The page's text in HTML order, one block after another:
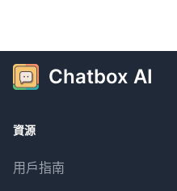
Chatbox AI
資源
用戶指南